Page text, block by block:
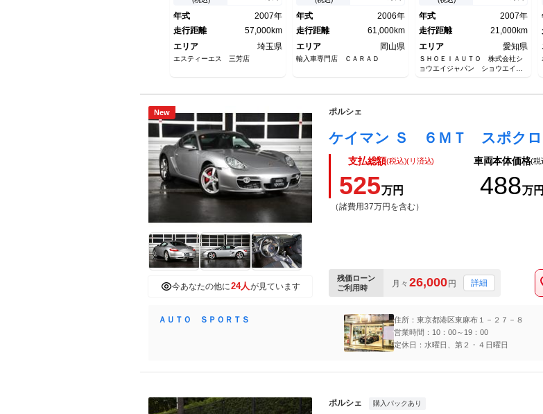
ＴＣ車載器
年式
2007年
走行距離
57,000km
エリア
埼玉県
エスティーエス 三芳店
Ｃ・ＣＤ／ＤＶＤ・キーレス
年式
2006年
走行距離
61,000km
エリア
岡山県
輸入車専門店 ＣＡＲＡＤ
み スポンジ対策済み
年式
2007年
走行距離
21,000km
エリア
愛知県
ＳＨＯＥＩＡＵＴＯ 株式会社シ
ョウエイジャパン ショウエイオ
New
今あなたの他に24人 が見ています
ポルシェ
支払総額(税込)(リ済込)
525万円
（諸費用37万円を含む）
車両本体価格(税
488万円
残価ローン
ご利用時
月々 26,000 円 詳細
ＡＵＴＯ ＳＰＯＲＴＳ
住所：東京都港区東麻布１－２７－８
営業時間：10：00～19：00
定休日：水曜日、第２・４日曜日
ポルシェ 購入パックあり